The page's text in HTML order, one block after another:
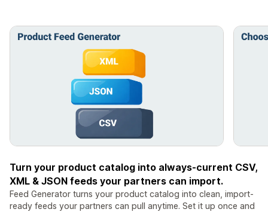
Turn your product catalog into always-current CSV,
XML & JSON feeds your partners can import.
Feed Generator turns your product catalog into clean, import-
ready feeds your partners can pull anytime. Set it up once and